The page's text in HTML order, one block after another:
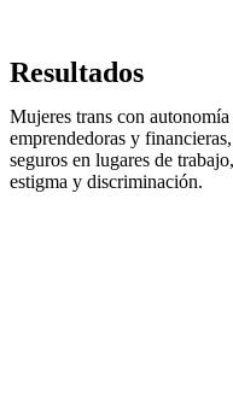
Resultados
Mujeres trans con
emprendedoras y
seguros en lugares de
estigma y discriminación.